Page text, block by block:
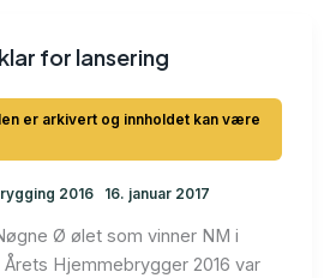
for lansering
2016 16. januar 2017
Ø ølet som vinner NM i
Hjemmebrygger 2016 var